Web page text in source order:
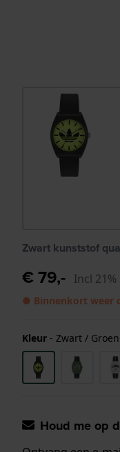
Zwart kunststof
€ 79,- Incl
● Binnenkort weer
Kleur - Zwart / Groen
Houd me op